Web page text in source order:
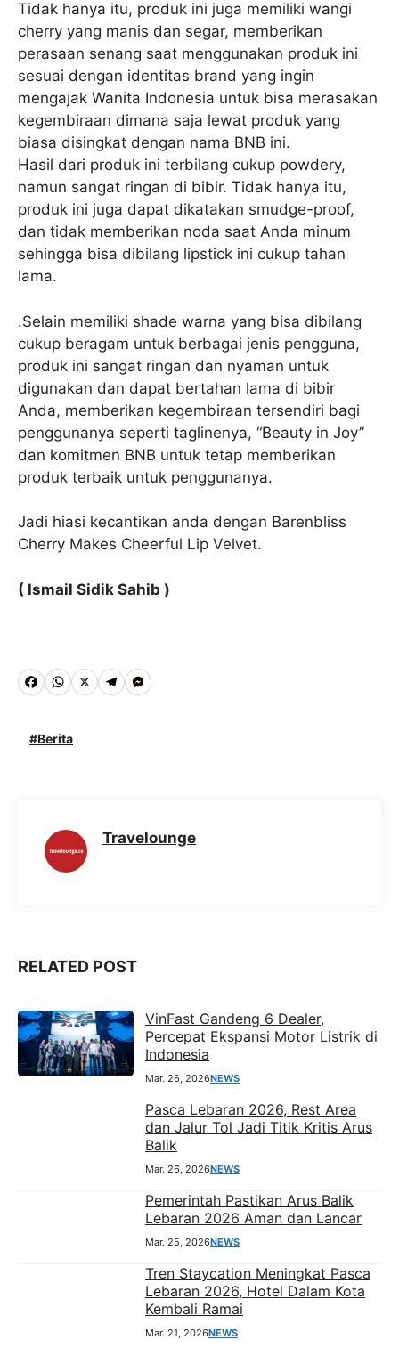
Tidak hanya itu, produk ini juga memiliki wangi
cherry yang manis dan segar, memberikan
perasaan senang saat menggunakan produk ini
sesuai dengan identitas brand yang ingin
mengajak Wanita Indonesia untuk bisa merasakan
kegembiraan dimana saja lewat produk yang
biasa disingkat dengan nama BNB ini.
Hasil dari produk ini terbilang cukup powdery,
namun sangat ringan di bibir. Tidak hanya itu,
produk ini juga dapat dikatakan smudge-proof,
dan tidak memberikan noda saat Anda minum
sehingga bisa dibilang lipstick ini cukup tahan
lama.
.Selain memiliki shade warna yang bisa dibilang
cukup beragam untuk berbagai jenis pengguna,
produk ini sangat ringan dan nyaman untuk
digunakan dan dapat bertahan lama di bibir
Anda, memberikan kegembiraan tersendiri bagi
penggunanya seperti taglinenya, “Beauty in Joy”
dan komitmen BNB untuk tetap memberikan
produk terbaik untuk penggunanya.
Jadi hiasi kecantikan anda dengan Barenbliss
Cherry Makes Cheerful Lip Velvet.
( Ismail Sidik Sahib )
F
c
W
a
A
p
X T
r
M
n
Berita
Travelounge
RELATED POST
VinFast Gandeng 6 Dealer,
Percepat Ekspansi Motor Listrik di
Indonesia
Mar. 26, 2026NEWS
Pasca Lebaran 2026, Rest Area
dan Jalur Tol Jadi Titik Kritis Arus
Balik
Mar. 26, 2026NEWS
Pemerintah Pastikan Arus Balik
Lebaran 2026 Aman dan Lancar
Mar. 25, 2026NEWS
Tren Staycation Meningkat Pasca
Lebaran 2026, Hotel Dalam Kota
Kembali Ramai
Mar. 21, 2026NEWS